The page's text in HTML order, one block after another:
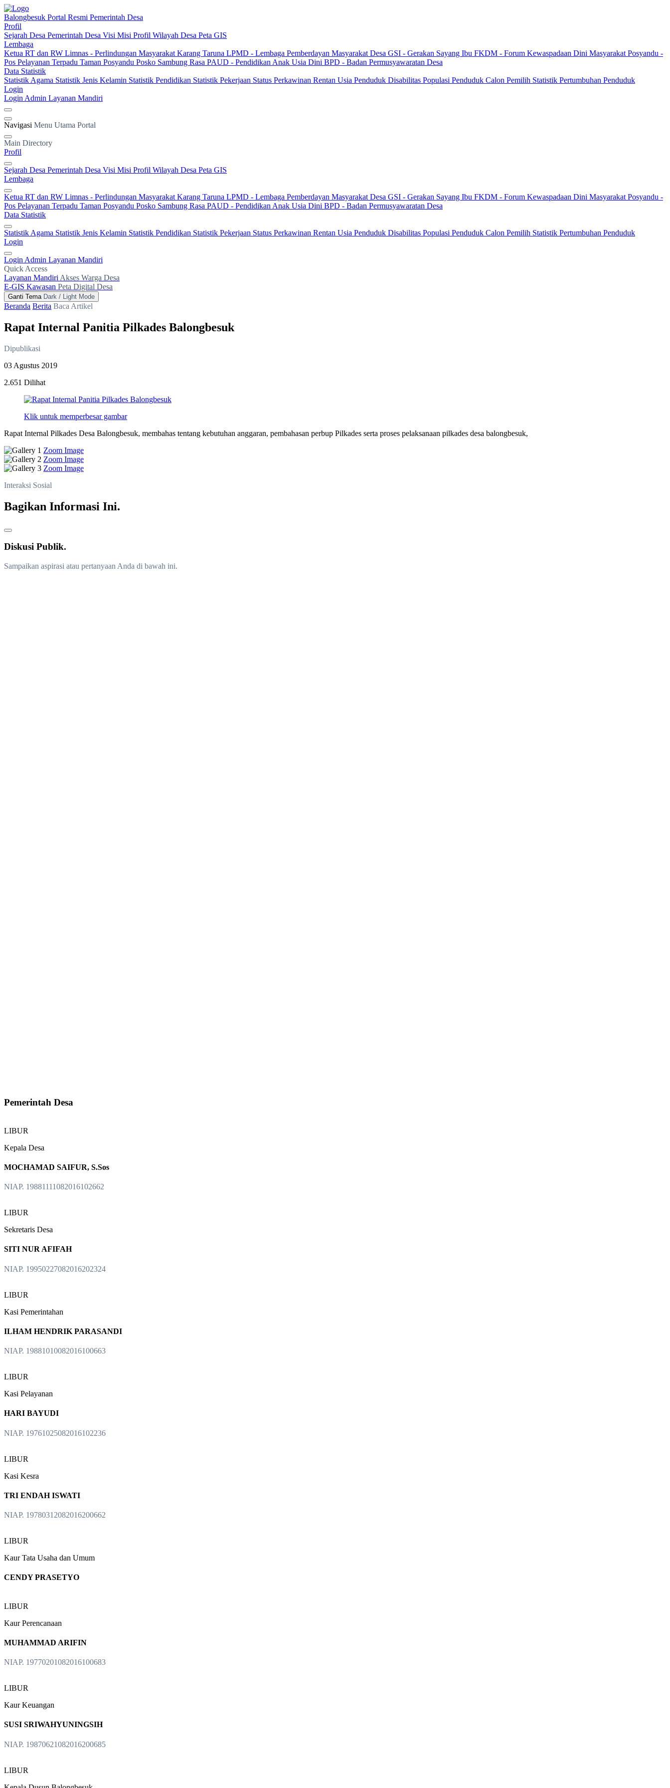
Balongbesuk Portal Resmi Pemerintah Desa
Profil
Sejarah Desa Pemerintah Desa Visi Misi Profil Wilayah Desa Peta GIS
Lembaga
Ketua RT dan RW Limnas - Perlindungan Masyarakat Karang Taruna LPMD - Lembaga Pemberdayan Masyarakat Desa GSI - Gerakan Sayang Ibu FKDM - Forum Kewaspadaan Dini Masyarakat Posyandu -
Pos Pelayanan Terpadu Taman Posyandu Posko Sambung Rasa PAUD - Pendidikan Anak Usia Dini BPD - Badan Permusyawaratan Desa
Data Statistik
Statistik Agama Statistik Jenis Kelamin Statistik Pendidikan Statistik Pekerjaan Status Perkawinan Rentan Usia Penduduk Disabilitas Populasi Penduduk Calon Pemilih Statistik Pertumbuhan Penduduk
Login
Login Admin Layanan Mandiri
Navigasi Menu Utama Portal
Main Directory
Profil
Sejarah Desa Pemerintah Desa Visi Misi Profil Wilayah Desa Peta GIS
Lembaga
Ketua RT dan RW Limnas - Perlindungan Masyarakat Karang Taruna LPMD - Lembaga Pemberdayan Masyarakat Desa GSI - Gerakan Sayang Ibu FKDM - Forum Kewaspadaan Dini Masyarakat Posyandu -
Pos Pelayanan Terpadu Taman Posyandu Posko Sambung Rasa PAUD - Pendidikan Anak Usia Dini BPD - Badan Permusyawaratan Desa
Data Statistik
Statistik Agama Statistik Jenis Kelamin Statistik Pendidikan Statistik Pekerjaan Status Perkawinan Rentan Usia Penduduk Disabilitas Populasi Penduduk Calon Pemilih Statistik Pertumbuhan Penduduk
Login
Login Admin Layanan Mandiri
Quick Access
Layanan Mandiri Akses Warga Desa
E-GIS Kawasan Peta Digital Desa
Ganti Tema Dark / Light Mode
Beranda Berita Baca Artikel
Rapat Internal Panitia Pilkades Balongbesuk
Dipublikasi
03 Agustus 2019
2.651 Dilihat
Klik untuk memperbesar gambar
Rapat Internal Pilkades Desa Balongbesuk, membahas tentang kebutuhan anggaran, pembahasan perbup Pilkades serta proses pelaksanaan pilkades desa balongbesuk,
Zoom Image
Zoom Image
Zoom Image
Interaksi Sosial
Bagikan Informasi Ini.
Diskusi Publik.
Sampaikan aspirasi atau pertanyaan Anda di bawah ini.
Pemerintah Desa
LIBUR
Kepala Desa
MOCHAMAD SAIFUR, S.Sos
NIAP. 19881111082016102662
LIBUR
Sekretaris Desa
SITI NUR AFIFAH
NIAP. 19950227082016202324
LIBUR
Kasi Pemerintahan
ILHAM HENDRIK PARASANDI
NIAP. 19881010082016100663
LIBUR
Kasi Pelayanan
HARI BAYUDI
NIAP. 19761025082016102236
LIBUR
Kasi Kesra
TRI ENDAH ISWATI
NIAP. 19780312082016200662
LIBUR
Kaur Tata Usaha dan Umum
CENDY PRASETYO
LIBUR
Kaur Perencanaan
MUHAMMAD ARIFIN
NIAP. 19770201082016100683
LIBUR
Kaur Keuangan
SUSI SRIWAHYUNINGSIH
NIAP. 19870621082016200685
LIBUR